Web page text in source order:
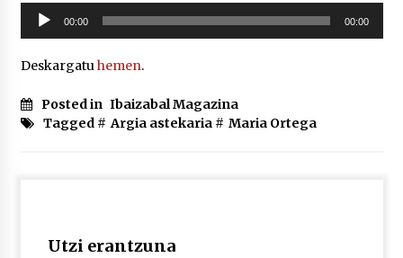
2026/07/03
Tiga, Twisted Teens, Underscores, Habia
Soinu
erreproduzigailua
00:00 00:00
Deskargatuhemen.
Posted in Ibaizabal Magazina
Tagged # Argia astekaria# Maria Ortega
Utzi erantzuna